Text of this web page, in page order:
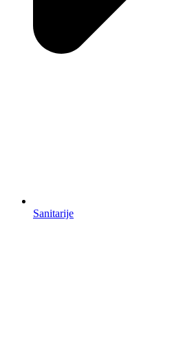
Sanitarije